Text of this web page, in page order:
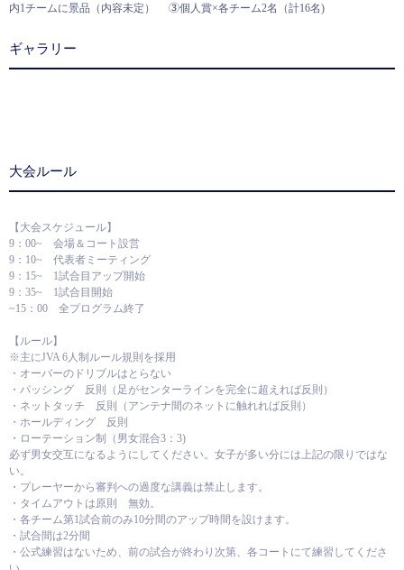
内1チームに景品（内容未定） ③個人賞×各チーム2名（計16名)
ギャラリー
大会ルール
【大会スケジュール】
9：00~ 会場＆コート設営
9：10~ 代表者ミーティング
9：15~ 1試合目アップ開始
9：35~ 1試合目開始
~15：00 全プログラム終了
【ルール】
※主にJVA 6人制ルール規則を採用
・オーバーのドリブルはとらない
・パッシング 反則（足がセンターラインを完全に超えれば反則）
・ネットタッチ 反則（アンテナ間のネットに触れれば反則）
・ホールディング 反則
・ローテーション制（男女混合3：3)
必ず男女交互になるようにしてください。女子が多い分には上記の限りではな
い。
・プレーヤーから審判への過度な講義は禁止します。
・タイムアウトは原則 無効。
・各チーム第1試合前のみ10分間のアップ時間を設けます。
・試合間は2分間
・公式練習はないため、前の試合が終わり次第、各コートにて練習してくださ
い。